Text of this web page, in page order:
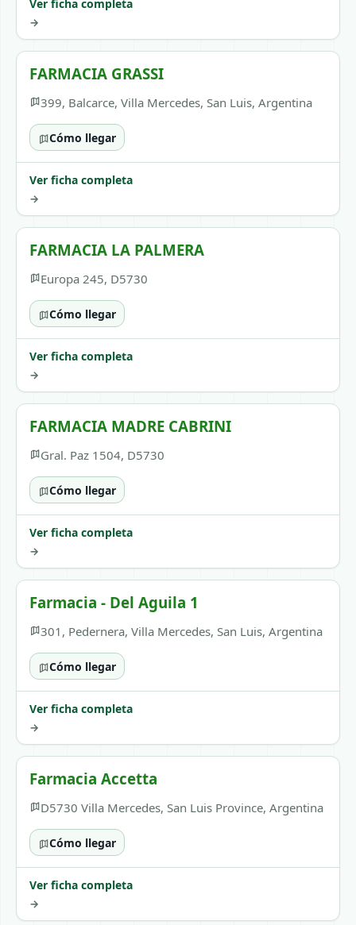
Ver ficha completa
→
FARMACIA GRASSI
399, Balcarce, Villa Mercedes, San Luis, Argentina
Cómo llegar
Ver ficha completa
→
FARMACIA LA PALMERA
Europa 245, D5730
Cómo llegar
Ver ficha completa
→
FARMACIA MADRE CABRINI
Gral. Paz 1504, D5730
Cómo llegar
Ver ficha completa
→
Farmacia - Del Aguila 1
301, Pedernera, Villa Mercedes, San Luis, Argentina
Cómo llegar
Ver ficha completa
→
Farmacia Accetta
D5730 Villa Mercedes, San Luis Province, Argentina
Cómo llegar
Ver ficha completa
→